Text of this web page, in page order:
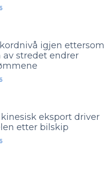
igjen ettersom
av stredet endrer
eksport driver
etter bilskip